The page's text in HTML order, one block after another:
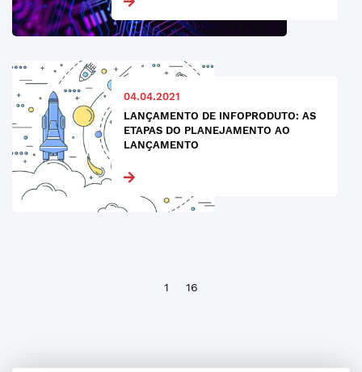
04.04.2021
LANÇAMENTO DE INFOPRODUTO: AS
ETAPAS DO PLANEJAMENTO AO
LANÇAMENTO
1 16